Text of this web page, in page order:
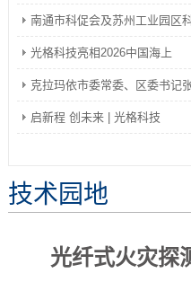
南通市科促会及苏州工业园区
光格科技亮相2026中国海上
克拉玛依市委常委、区委书记
启新程 创未来 | 光格科技
技术园地
光纤式火灾探